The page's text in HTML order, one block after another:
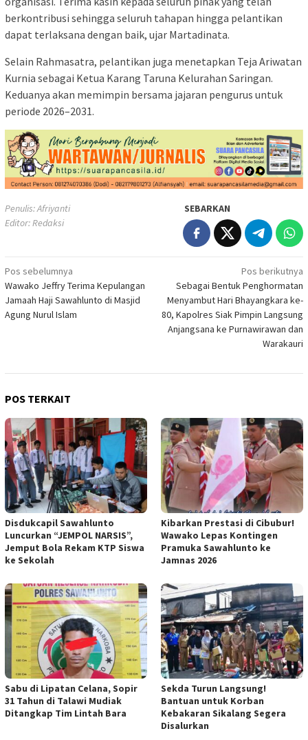
berkontribusi sehingga seluruh tahapan hingga pelantikan
dapat terlaksana dengan baik, ujar Martadinata.
Selain Rahmasatra, pelantikan juga menetapkan Teja Ariwatan
Kurnia sebagai Ketua Karang Taruna Kelurahan Saringan.
Keduanya akan memimpin bersama jajaran pengurus untuk
periode 2026–2031.
Penulis: Afriyanti
Editor: Redaksi
SEBARKAN
Navigasi
pos
Pos sebelumnya
Wawako Jeffry Terima Kepulangan
Jamaah Haji Sawahlunto di Masjid
Agung Nurul Islam
Pos berikutnya
Sebagai Bentuk Penghormatan
Menyambut Hari Bhayangkara ke-
80, Kapolres Siak Pimpin Langsung
Anjangsana ke Purnawirawan dan
Warakauri
POS TERKAIT
Disdukcapil Sawahlunto
Luncurkan “JEMPOL NARSIS”,
Jemput Bola Rekam KTP Siswa
ke Sekolah
Kibarkan Prestasi di Cibubur!
Wawako Lepas Kontingen
Pramuka Sawahlunto ke
Jamnas 2026
Sabu di Lipatan Celana, Sopir
31 Tahun di Talawi Mudiak
Ditangkap Tim Lintah Bara
Sekda Turun Langsung!
Bantuan untuk Korban
Kebakaran Sikalang Segera
Disalurkan